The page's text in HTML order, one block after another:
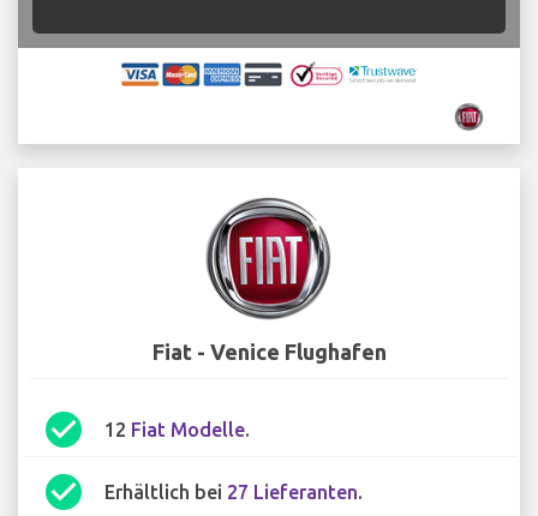
Fiat - Venice Flughafen
check_circle 12 Fiat Modelle.
check_circle Erhältlich bei 27 Lieferanten.